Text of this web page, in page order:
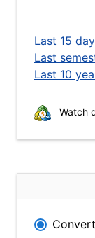
Last 15
Last
Last 10
Watch